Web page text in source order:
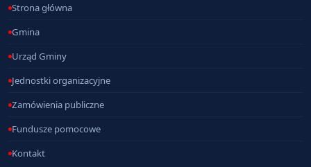
Strona główna
Gmina
Urząd Gminy
Jednostki organizacyjne
Zamówienia publiczne
Fundusze pomocowe
Kontakt